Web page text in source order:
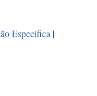
Específica |